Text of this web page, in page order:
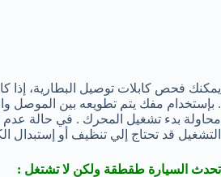
يمكنك فحص كابلات توصيل البطارية، إذا
. بإستخدام مفك يتم تطويعه بين الموصل
محاولة بدء تشغيل المحرك . في حالة عدم
التشغيل قد تحتاج إلي تنظيف أو إستبدال
تحدث السيارة طقطقة ولكن لا تشتغل :